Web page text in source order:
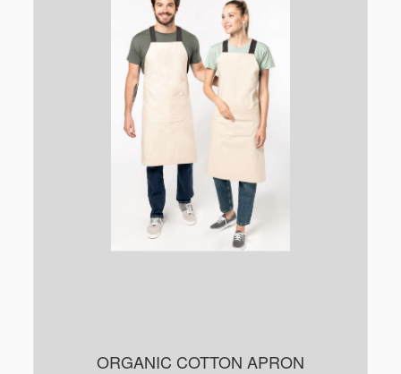
ORGANIC COTTON APRON